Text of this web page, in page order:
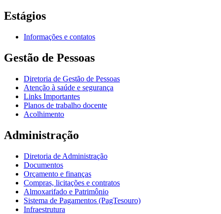
Estágios
Informações e contatos
Gestão de Pessoas
Diretoria de Gestão de Pessoas
Atenção à saúde e segurança
Links Importantes
Planos de trabalho docente
Acolhimento
Administração
Diretoria de Administração
Documentos
Orçamento e finanças
Compras, licitações e contratos
Almoxarifado e Patrimônio
Sistema de Pagamentos (PagTesouro)
Infraestrutura